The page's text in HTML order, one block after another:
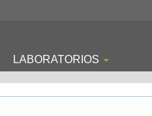
LABORATORIOS